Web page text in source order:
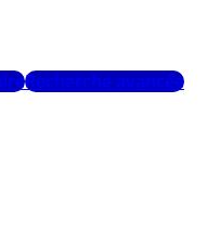
Recherche avancée